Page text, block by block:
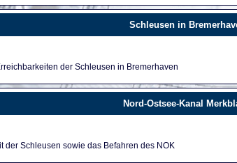
Schleusen in
der Schleusen in Bremerhaven
Nord-Ostsee-Kanal
der Schleusen sowie das Befahren des NOK